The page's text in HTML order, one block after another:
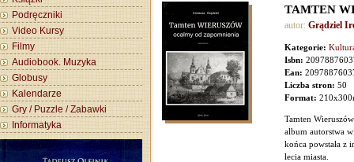
Podręczniki
Video Kursy
Filmy
Audiobook. Muzyka
Globusy
Kalendarze
Gry / Puzzle / Zabawki
Informatyka
TAMTEN
autor: Grądziel
Kategorie:
Isbn:
Ean:
Liczba stron: 50
Format:
Tamten
album autorstwa
końca powstała z
lecia miasta.